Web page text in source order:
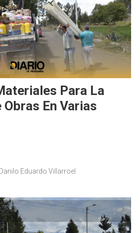
Para La
Obras En Varias
Danilo Eduardo Villarroel